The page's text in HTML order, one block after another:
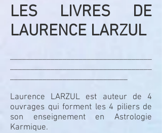
LES LIVRES DE
LAURENCE LARZUL
___________________________________
___________________________________
_____________________________
Laurence LARZUL est auteur de 4
ouvrages qui forment les 4 piliers de
son enseignement en Astrologie
Karmique.